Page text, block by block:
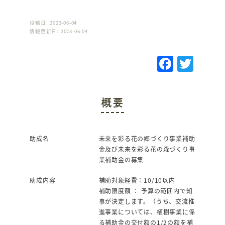
投稿日: 2023-06-04
情報更新日: 2023-06-04
F
a
o
o
k
T
概要
助成名
未来を彩る花の郷づくり事業補助
金及び未来を彩る花の森づくり事
業補助金の募集
助成内容
補助対象経費：10/10以内
補助限度額 ： 予算の範囲内で知
事が決定します。（うち、交流推
進事業については、植樹事業に係
る補助金の交付額の1/2の額を補